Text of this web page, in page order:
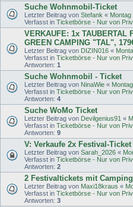
Suche Wohnmobil-Ticket
Letzter Beitrag von Stefank « Montag
Verfasst in Ticketbörse - Nur von
VERKAUFE: 1x TAUBERTAL
GREEN CAMPING "TAL",
Letzter Beitrag von DIZIN016 «
Verfasst in Ticketbörse - Nur von
Antworten: 1
Suche Wohnmobil - Ticket
Letzter Beitrag von NinaWie «
Verfasst in Ticketbörse - Nur von
Antworten: 4
Suche WoMo Ticket
Letzter Beitrag von Devilgenius91 «
Verfasst in Ticketbörse - Nur von
Antworten: 9
V: Verkaufe 2x Festival-
Letzter Beitrag von Sarah_2026 «
Verfasst in Ticketbörse - Nur von
Antworten: 2
2 Festivaltickets mit
Letzter Beitrag von Maxi18kraus «
Verfasst in Ticketbörse - Nur von
Antworten: 3